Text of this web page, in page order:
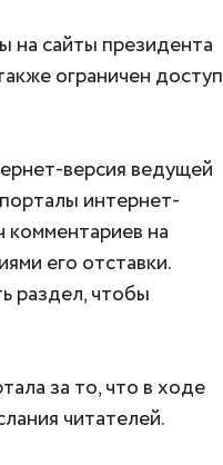
на сайты президента
ограничен доступ
версия ведущей
интернет-
комментариев на
его отставки.
раздел, чтобы
за то, что в ходе
читателей.